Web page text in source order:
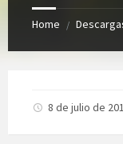
Home /
8 de julio de